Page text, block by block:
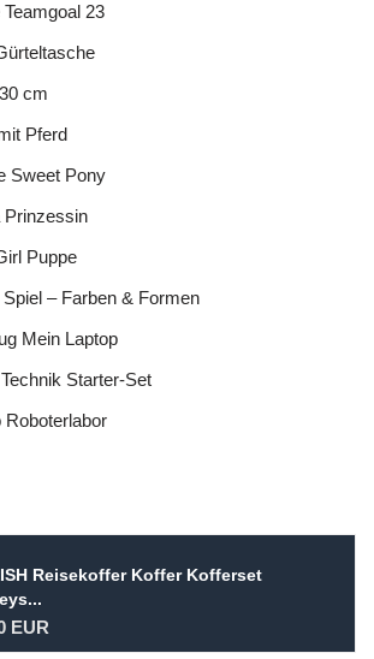
23
cm
Pferd
Sweet Pony
Prinzessin
Puppe
– Farben & Formen
Mein Laptop
Starter-Set
Roboterlabor
Reisekoffer Koffer Kofferset
EUR